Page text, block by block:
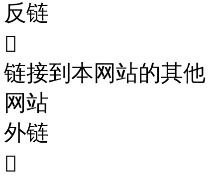
反链

链接到本网站的其他
网站
外链
